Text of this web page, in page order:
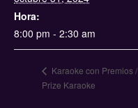
Hora:
8:00 pm - 2:30 am
Karaoke con Premios /
Prize Karaoke